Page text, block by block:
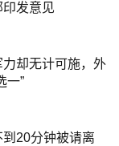
发意见
却无计可施，外
一”
20分钟被请离